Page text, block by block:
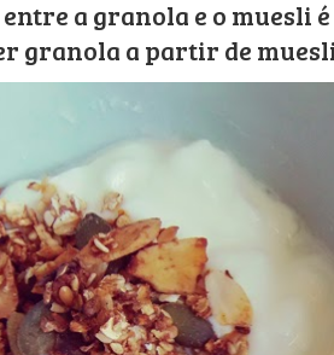
a granola e o muesli
granola a partir de